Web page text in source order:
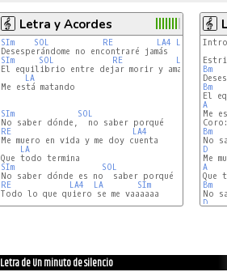
Letra y Acordes
SIm SOL RE LA4
LA
SIm
SOL RE
LA4
El equilibrio entre dejar morir y amar
LA
Me está matando
SIm
SOL
RE
LA4
Me muero en vida y me doy cuenta
LA
SIm
SOL
RE
LA4 LA
SIm
Todo lo que quiero se me vaaaaaa
Intro
Bm
Bm
A
Bm
D
A
Bm
D
Letra de Un minuto de silencio